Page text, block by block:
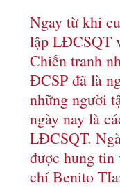
Ngay từ khi
lập LĐCSQT
Chiến tranh
ĐCSP đã là
những người
ngày nay là
LĐCSQT.
được hung tin
chí Benito